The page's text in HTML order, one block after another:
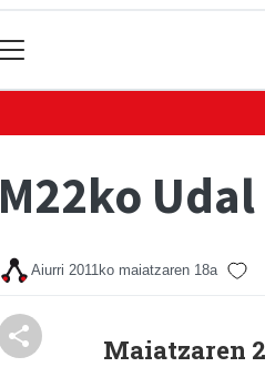
M22ko
Aiurri 2011ko maiatzaren 18a
Maiatzaren